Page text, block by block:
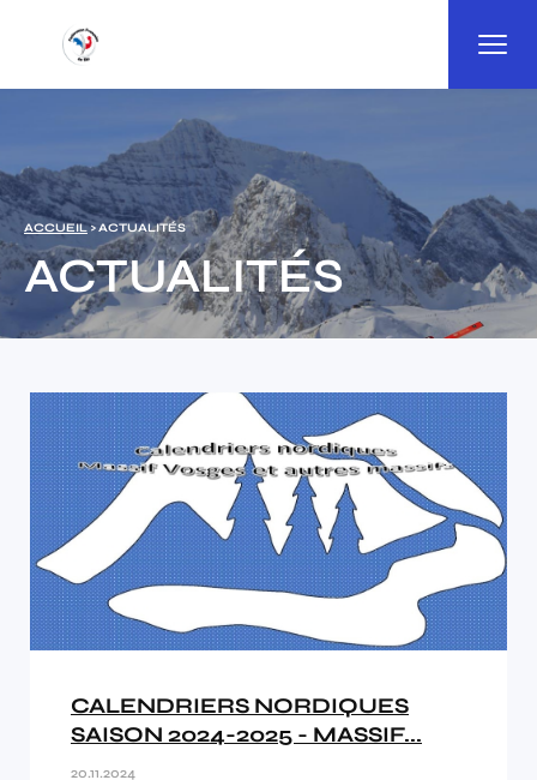
ACCUEIL> ACTUALITÉS
ACTUALITÉS
CALENDRIERS NORDIQUES
SAISON 2024-2025 - MASSIF...
20.11.2024